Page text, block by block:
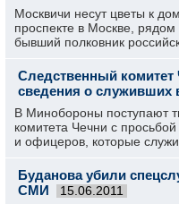
Москвичи несут цветы к
проспекте в Москве,
бывший полковник
Следственный
сведения о служивших
В Минобороны поступают
комитета Чечни с
и офицеров, которые
Буданова убили
СМИ
15.06.2011